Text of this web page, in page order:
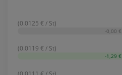
(0.0125 € / St)
-0,00 €
(0.0119 € / St)
-1,29 €